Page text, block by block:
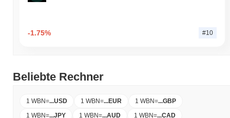
-1.75% #10
Beliebte Rechner
1 WBN=...USD 1 WBN=...EUR 1 WBN=...GBP
1 WBN=...JPY 1 WBN=...AUD 1 WBN=...CAD